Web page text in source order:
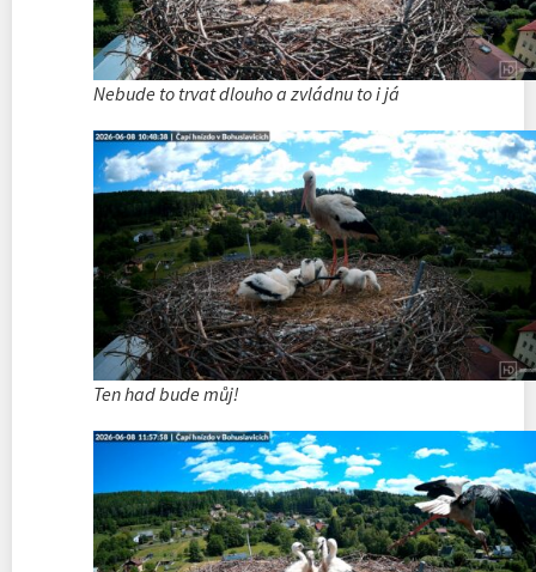
Nebude to trvat dlouho a zvládnu to i já
Ten had bude můj!